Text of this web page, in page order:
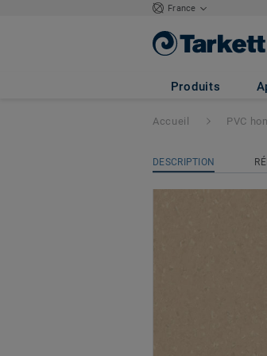
France
Produits
iQ
Accueil PVC
DESCRIPTION